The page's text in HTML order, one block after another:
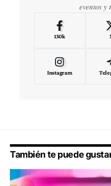
eventos y
130k
Instagram
También te puede